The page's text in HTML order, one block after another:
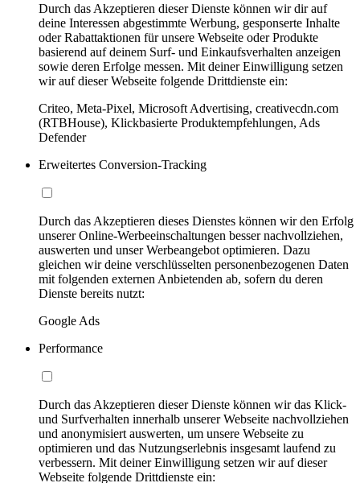
Durch das Akzeptieren dieser Dienste können wir dir auf
deine Interessen abgestimmte Werbung, gesponserte Inhalte
oder Rabattaktionen für unsere Webseite oder Produkte
basierend auf deinem Surf- und Einkaufsverhalten anzeigen
sowie deren Erfolge messen. Mit deiner Einwilligung setzen
wir auf dieser Webseite folgende Drittdienste ein:
Criteo, Meta-Pixel, Microsoft Advertising, creativecdn.com
(RTBHouse), Klickbasierte Produktempfehlungen, Ads
Defender
Erweitertes Conversion-Tracking
Durch das Akzeptieren dieses Dienstes können wir den Erfolg
unserer Online-Werbeeinschaltungen besser nachvollziehen,
auswerten und unser Werbeangebot optimieren. Dazu
gleichen wir deine verschlüsselten personenbezogenen Daten
mit folgenden externen Anbietenden ab, sofern du deren
Dienste bereits nutzt:
Google Ads
Performance
Durch das Akzeptieren dieser Dienste können wir das Klick-
und Surfverhalten innerhalb unserer Webseite nachvollziehen
und anonymisiert auswerten, um unsere Webseite zu
optimieren und das Nutzungserlebnis insgesamt laufend zu
verbessern. Mit deiner Einwilligung setzen wir auf dieser
Webseite folgende Drittdienste ein: